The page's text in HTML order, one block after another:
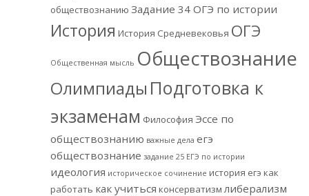
обществознанию Задание 34 ОГЭ по истории
История История Средневековья ОГЭ
Общественная мысль Обществознание
Олимпиады Подготовка к
экзаменам Философия Эссе по
обществознанию важные дела егэ
обществознание задание 25 ЕГЭ по истории
идеология историческое сочинение история егэ как
работать как учиться консерватизм либерализм